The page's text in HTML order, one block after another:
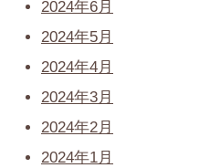
2024年6月
2024年5月
2024年4月
2024年3月
2024年2月
2024年1月